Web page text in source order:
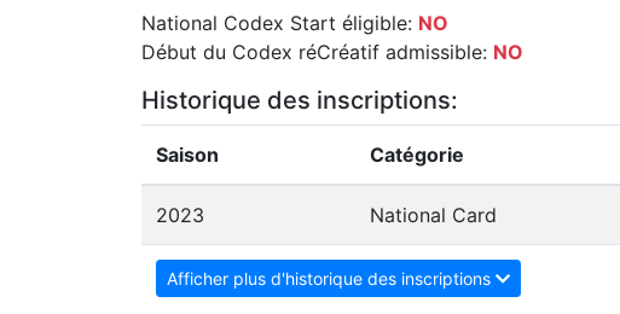
National Codex Start éligible: NO
Début du Codex réCréatif admissible: NO
Historique des inscriptions:
Saison Catégorie
2023 National Card
Afficher plus d'historique des inscriptions